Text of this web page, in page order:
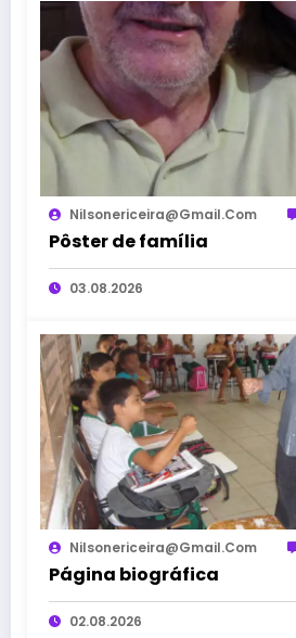
Nilsonericeira@gmail.com
Pôster de família
03.08.2026
Nilsonericeira@gmail.com
Página biográfica
02.08.2026